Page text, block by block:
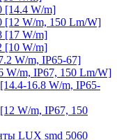
[14.4 W/m]
W/m, 150 Lm/W]
[17 W/m]
[10 W/m]
W/m, IP65-67]
W/m, IP67, 150 Lm/W]
16.8 W/m, IP65-
W/m, IP67, 150
LUX smd 5060